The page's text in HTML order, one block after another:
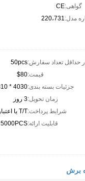
گواهی:CE
مدل:220،731
حداقل تعداد سفارش:50pcs
قیمت:$80
جزئیات بسته بندی:4030 * 310 * 130
زمان تحویل:3 روز
شرایط پرداخت:T/T یا اعتبارات اسنادی
قابلیت ارائه:5000PCS در هر ماه
برش